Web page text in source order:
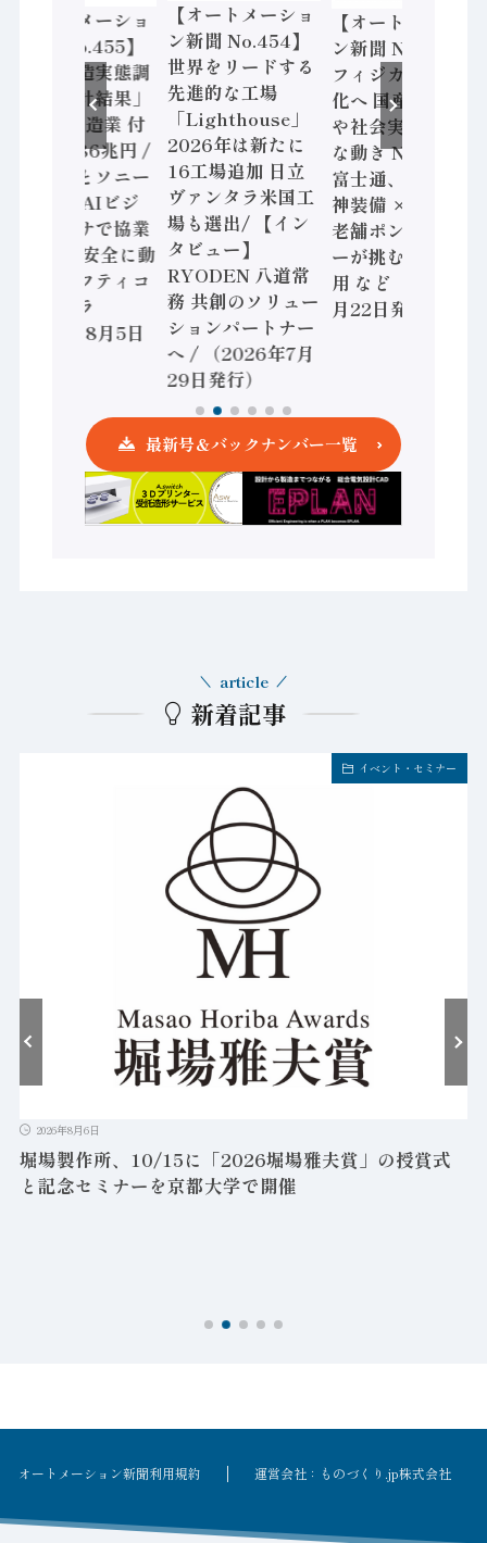
【オートメーショ
ン新聞 No.455】
「経済構造実態調
査二次集計結果」
2024年製造業 付
加価値額86兆円 /
三菱電機とソニー
セミコン AIビジ
ョンセンサで協業
/ IDEC、安全に動
かすセーフティコ
ントローラ
（2026年8月5日
【オートメーショ
ン新聞 No.454】
世界をリードする
先進的な工場
「Lighthouse」
2026年は新たに
16工場追加 日立
ヴァンタラ米国工
場も選出/ 【イン
タビュー】
RYODEN 八道常
務 共創のソリュー
ションパートナー
へ / （2026年7月
29日発行）
【オートメーショ
ン新聞 No.453】
フィジカルAI本格
化へ 国産AI開発
や社会実装に活発
な動き Noetra、
富士通、日立 / 兵
神装備 × HMS、
老舗ポンプメーカ
ーが挑むデータ活
用 など（2026年7
月22日発行）
最新号＆バックナンバー一覧
新着記事
article
イベント・セミナー
2026年8月6日
堀場製作所、10/15に「2026堀場雅夫賞」の授賞式
と記念セミナーを京都大学で開催
オートメーション新聞利用規約 運営会社：ものづくり.jp株式会社